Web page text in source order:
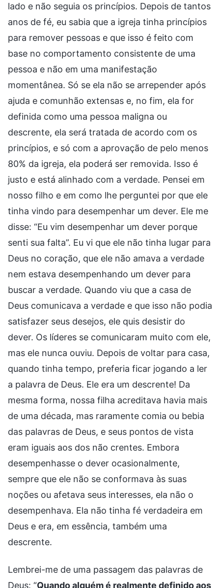
lado e não seguia os princípios. Depois de tantos
anos de fé, eu sabia que a igreja tinha princípios
para remover pessoas e que isso é feito com
base no comportamento consistente de uma
pessoa e não em uma manifestação
momentânea. Só se ela não se arrepender após
ajuda e comunhão extensas e, no fim, ela for
definida como uma pessoa maligna ou
descrente, ela será tratada de acordo com os
princípios, e só com a aprovação de pelo menos
80% da igreja, ela poderá ser removida. Isso é
justo e está alinhado com a verdade. Pensei em
nosso filho e em como lhe perguntei por que ele
tinha vindo para desempenhar um dever. Ele me
disse: “Eu vim desempenhar um dever porque
senti sua falta”. Eu vi que ele não tinha lugar para
Deus no coração, que ele não amava a verdade
nem estava desempenhando um dever para
buscar a verdade. Quando viu que a casa de
Deus comunicava a verdade e que isso não podia
satisfazer seus desejos, ele quis desistir do
dever. Os líderes se comunicaram muito com ele,
mas ele nunca ouviu. Depois de voltar para casa,
quando tinha tempo, preferia ficar jogando a ler
a palavra de Deus. Ele era um descrente! Da
mesma forma, nossa filha acreditava havia mais
de uma década, mas raramente comia ou bebia
das palavras de Deus, e seus pontos de vista
eram iguais aos dos não crentes. Embora
desempenhasse o dever ocasionalmente,
sempre que ele não se conformava às suas
noções ou afetava seus interesses, ela não o
desempenhava. Ela não tinha fé verdadeira em
Deus e era, em essência, também uma
descrente.
Lembrei-me de uma passagem das palavras de
Deus: “Quando alguém é realmente definido aos